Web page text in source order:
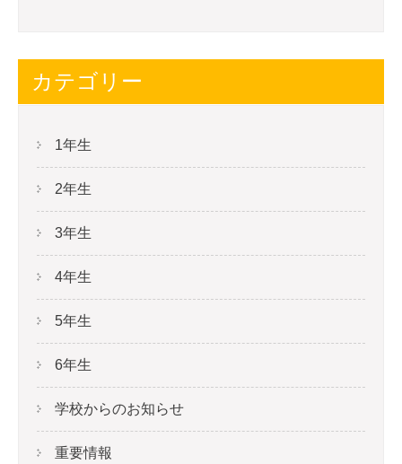
カテゴリー
1年生
2年生
3年生
4年生
5年生
6年生
学校からのお知らせ
重要情報